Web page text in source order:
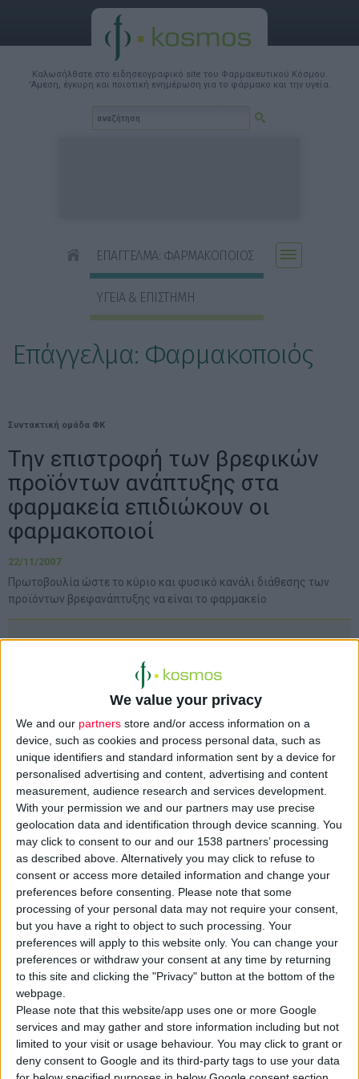
We value your privacy
We and our partners store and/or access information on a
device, such as cookies and process personal data, such as
unique identifiers and standard information sent by a device for
personalised advertising and content, advertising and content
measurement, audience research and services development.
With your permission we and our partners may use precise
geolocation data and identification through device scanning. You
may click to consent to our and our 1538 partners’ processing
as described above. Alternatively you may click to refuse to
consent or access more detailed information and change your
preferences before consenting. Please note that some
processing of your personal data may not require your consent,
but you have a right to object to such processing. Your
preferences will apply to this website only. You can change your
preferences or withdraw your consent at any time by returning
to this site and clicking the "Privacy" button at the bottom of the
webpage.
Please note that this website/app uses one or more Google
services and may gather and store information including but not
limited to your visit or usage behaviour. You may click to grant or
deny consent to Google and its third-party tags to use your data
Καλωσήλθατε στο ειδησεογραφικό site του Φαρμακευτικού Κόσμου.
'Αμεση, έγκυρη και ποιοτική ενημέρωση για το φάρμακο και την υγεία.
ΕΠΑΓΓΕΛΜΑ: ΦΑΡΜΑΚΟΠΟΙΟΣ
ΥΓΕΙΑ & ΕΠΙΣΤΗΜΗ
Επάγγελμα: Φαρμακοποιός
Συντακτική ομάδα ΦΚ
Την επιστροφή των βρεφικών
προϊόντων ανάπτυξης στα
φαρμακεία επιδιώκουν οι
φαρμακοποιοί
22/11/2007
Πρωτοβουλία ώστε το κύριο και φυσικό κανάλι διάθεσης των
προϊόντων βρεφανάπτυξης να είναι το φαρμακείο
Την επιστροφή των βρεφικών προϊόντων
ανάπτυξης στα ράφια των φαρμακείων
επιδιώκουν οι φαρμακοποιοί σε συνερ­γασία
με τις εμπλεκό­μενες εταιρείες. Στην Ελλάδα
το μεγα­λύτερο κομμάτι της διανομής το
κατέχουν τα σουπερμάρκετ και τα
πολυκαταστήματα βρεφικών ειδών, γεγονός
που δε συμβαίνει στην υπόλοιπη Ευρώπη.
Αυτό επισημάνθηκε στη διάρκεια των εργα­
σιών του 1ου Φόρουμ Βρεφανάπτυξης που
πραγματοποιήθηκε στην Πάτρα από τον ό­μιλο
εταιρειών Dionic και την υποστήριξη του
Φαρμακευτικού Συλ­λόγου Πατρών και του
Συνεταιρισμού Φαρμα­κοποιών Αχαΐας και
Νήσων.
Όπως επεσήμανε ο δι­ευθυντής πωλήσεων
της διοργανώτριας εταιρείας, κ. Γιάννης
Καραδήμας, τα περισσό­τερα βρεφικά
προϊόντα είναι σχεδιασμένα ώ­στε να
φτάνουν στον καταναλωτή μέσω του